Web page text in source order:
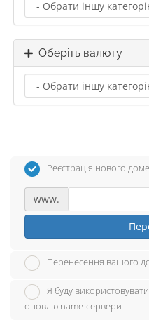
Оберіть валюту
Реєстрація нового
www.
Перенесення вашого
Я буду
оновлю name-сервери